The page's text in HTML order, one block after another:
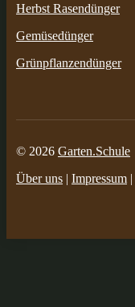
Herbst Rasendünger
Gemüsedünger
Grünpflanzendünger
© 2026 Garten.Schule
Über uns | Impressum |